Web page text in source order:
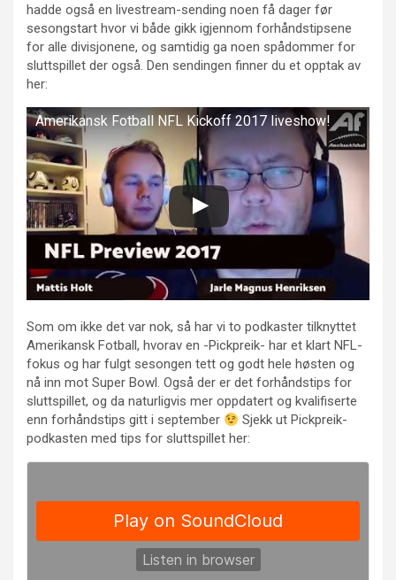
hadde også en livestream-sending noen få dager før
sesongstart hvor vi både gikk igjennom forhåndstipsene
for alle divisjonene, og samtidig ga noen spådommer for
sluttspillet der også. Den sendingen finner du et opptak av
her:
Amerikansk Fotball NFL Kickoff 2017 liveshow!
Som om ikke det var nok, så har vi to podkaster tilknyttet
Amerikansk Fotball, hvorav en -Pickpreik- har et klart NFL-
fokus og har fulgt sesongen tett og godt hele høsten og
nå inn mot Super Bowl. Også der er det forhåndstips for
sluttspillet, og da naturligvis mer oppdatert og kvalifiserte
enn forhåndstips gitt i september
Sjekk ut Pickpreik-
podkasten med tips for sluttspillet her: